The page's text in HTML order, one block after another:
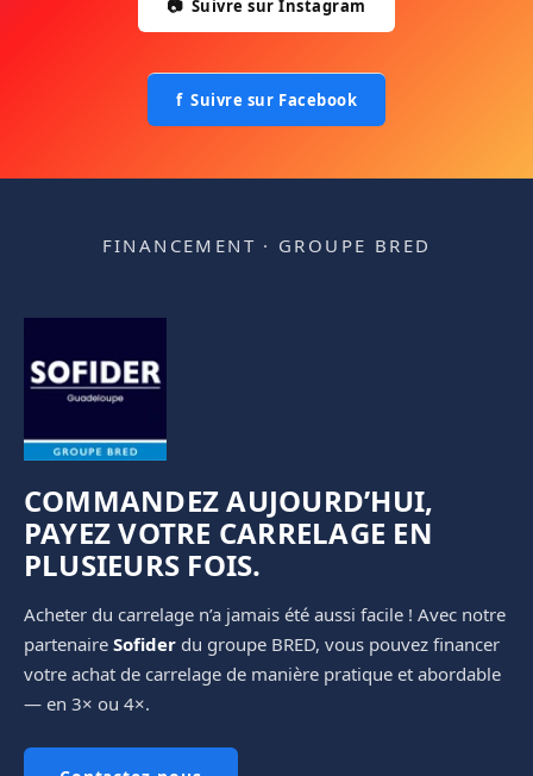
📷 Suivre sur Instagram
f Suivre sur Facebook
COMMANDEZ AUJOURD’HUI,
PAYEZ VOTRE CARRELAGE EN
PLUSIEURS FOIS.
Acheter du carrelage n’a jamais été aussi facile ! Avec notre
partenaire Sofider du groupe BRED, vous pouvez financer
votre achat de carrelage de manière pratique et abordable
— en 3× ou 4×.
FINANCEMENT · GROUPE BRED